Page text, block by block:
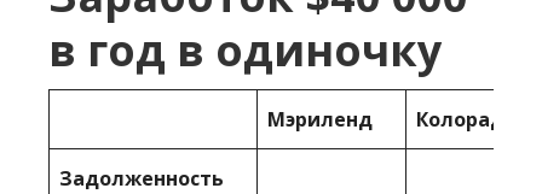
в год в одиночку
Мэриленд Колорадо
Задолженность